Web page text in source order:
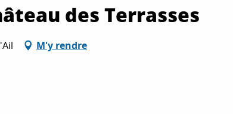
des Terrasses
M'y rendre